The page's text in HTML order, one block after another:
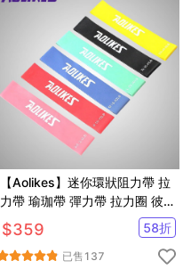
【Aolikes】迷你環狀阻力帶 拉
力帶 瑜珈帶 彈力帶 拉力圈 彼拉
提斯帶
$359 58折
已售 137